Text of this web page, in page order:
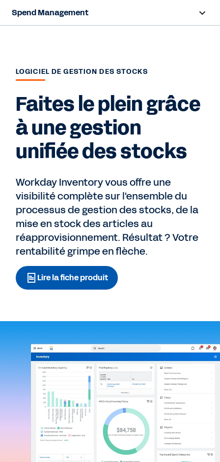
Spend Management
Ressources
Nous contacter
LOGICIEL DE GESTION DES STOCKS
Faites le plein grâce
à une gestion
unifiée des stocks
Workday Inventory vous offre une
visibilité complète sur l'ensemble du
processus de gestion des stocks, de la
mise en stock des articles au
réapprovisionnement. Résultat ? Votre
rentabilité grimpe en flèche.
Lire la fiche produit